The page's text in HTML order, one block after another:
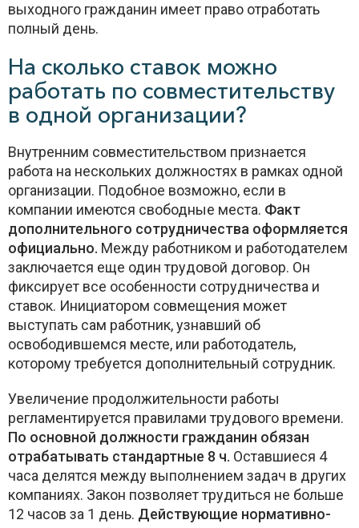
выходного гражданин имеет право отработать
полный день.
На сколько ставок можно
работать по совместительству
в одной организации?
Внутренним совместительством признается
работа на нескольких должностях в рамках одной
организации. Подобное возможно, если в
компании имеются свободные места. Факт
дополнительного сотрудничества оформляется
официально. Между работником и работодателем
заключается еще один трудовой договор. Он
фиксирует все особенности сотрудничества и
ставок. Инициатором совмещения может
выступать сам работник, узнавший об
освободившемся месте, или работодатель,
которому требуется дополнительный сотрудник.
Увеличение продолжительности работы
регламентируется правилами трудового времени.
По основной должности гражданин обязан
отрабатывать стандартные 8 ч. Оставшиеся 4
часа делятся между выполнением задач в других
компаниях. Закон позволяет трудиться не больше
12 часов за 1 день. Действующие нормативно-